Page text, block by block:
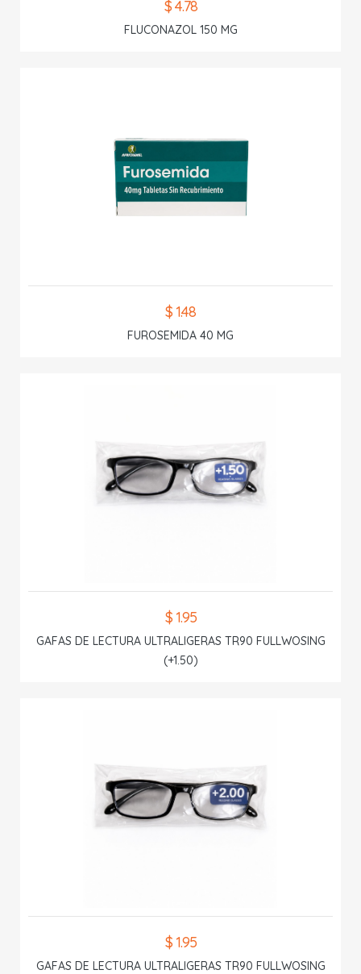
$ 4.78
FLUCONAZOL 150 MG
$ 1.48
FUROSEMIDA 40 MG
$ 1.95
GAFAS DE LECTURA ULTRALIGERAS TR90 FULLWOSING
(+1.50)
$ 1.95
GAFAS DE LECTURA ULTRALIGERAS TR90 FULLWOSING